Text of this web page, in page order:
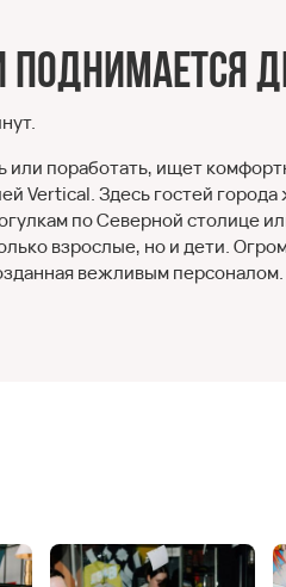
поднимается
или поработать, ищет
Vertical. Здесь гостей
по Северной столице
взрослые, но и дети.
вежливым персоналом.